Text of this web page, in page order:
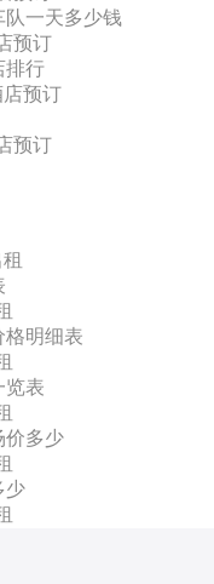
一天多少钱
预订
排行
预订
预订
格明细表
览表
价多少
少